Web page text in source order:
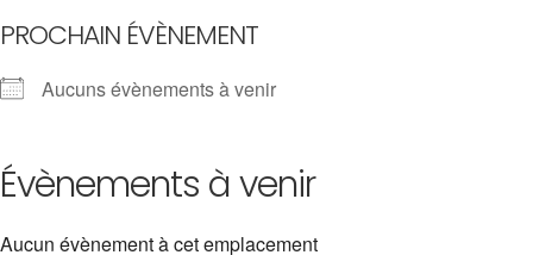
PROCHAIN ÉVÈNEMENT
Aucuns évènements à venir
Évènements à venir
Aucun évènement à cet emplacement